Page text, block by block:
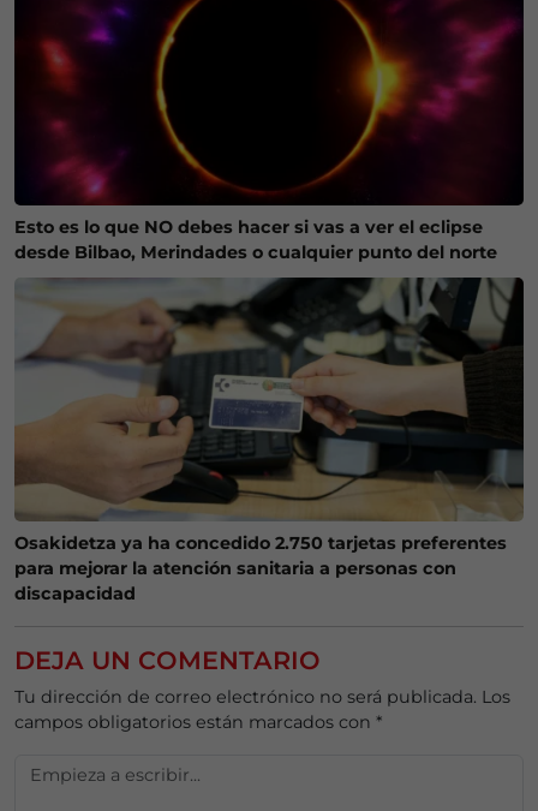
Esto es lo que NO debes hacer si vas a ver el eclipse
desde Bilbao, Merindades o cualquier punto del norte
Osakidetza ya ha concedido 2.750 tarjetas preferentes
para mejorar la atención sanitaria a personas con
discapacidad
DEJA UN COMENTARIO
Tu dirección de correo electrónico no será publicada. Los
campos obligatorios están marcados con *